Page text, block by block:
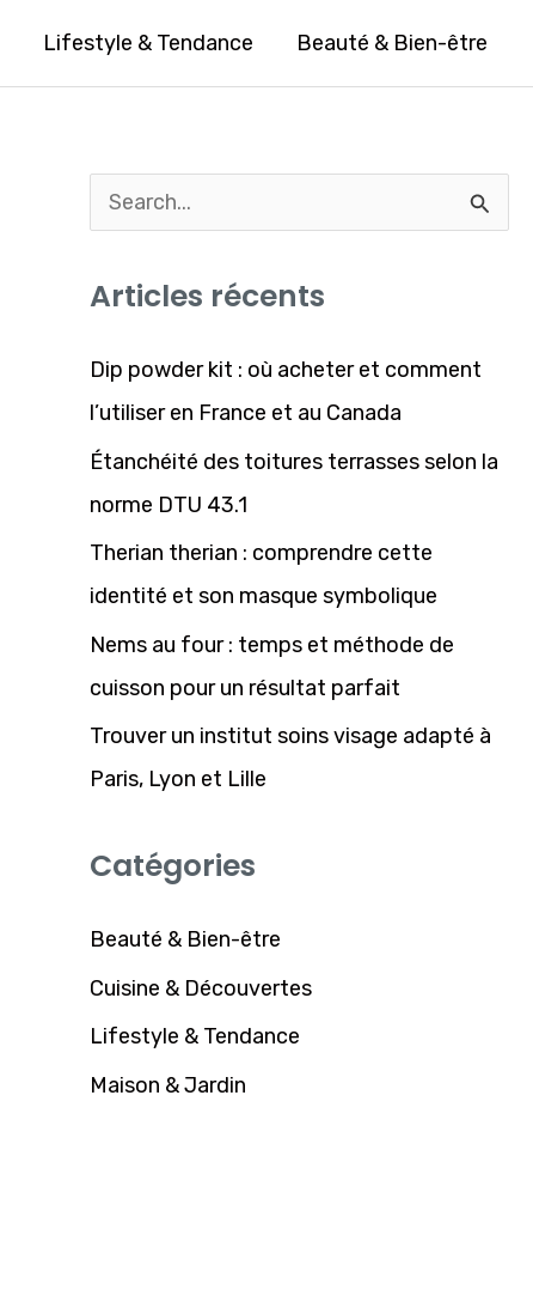
Lifestyle & Tendance Beauté & Bien-être
c
e
r
c
h
e
r
:
Articles récents
Dip powder kit : où acheter et comment
l’utiliser en France et au Canada
Étanchéité des toitures terrasses selon la
norme DTU 43.1
Therian therian : comprendre cette
identité et son masque symbolique
Nems au four : temps et méthode de
cuisson pour un résultat parfait
Trouver un institut soins visage adapté à
Paris, Lyon et Lille
Catégories
Beauté & Bien-être
Cuisine & Découvertes
Lifestyle & Tendance
Maison & Jardin